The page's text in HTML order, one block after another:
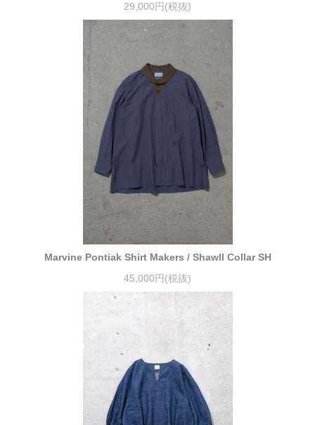
29,000円(税抜)
Marvine Pontiak Shirt Makers / Shawll Collar SH
45,000円(税抜)